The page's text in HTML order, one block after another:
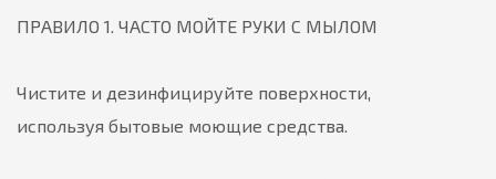
ПРАВИЛО 1. ЧАСТО МОЙТЕ РУКИ С МЫЛОМ
Чистите и дезинфицируйте поверхности,
используя бытовые моющие средства.